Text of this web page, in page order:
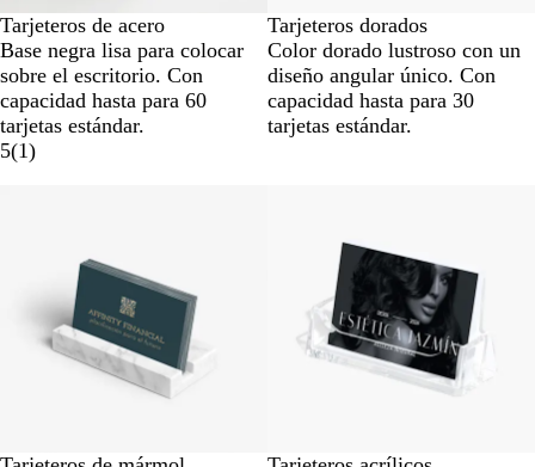
Tarjeteros de acero
Base negra lisa para colocar
sobre el escritorio. Con
capacidad hasta para 60
tarjetas estándar.
5(1)
Tarjeteros dorados
Color dorado lustroso con un
diseño angular único. Con
capacidad hasta para 30
tarjetas estándar.